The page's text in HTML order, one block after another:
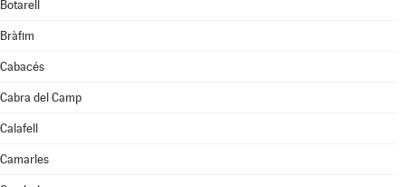
Botarell
Bràfim
Cabacés
Cabra del Camp
Calafell
Camarles